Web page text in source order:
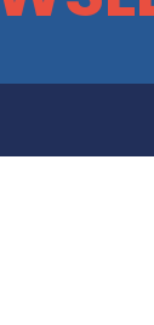
andata